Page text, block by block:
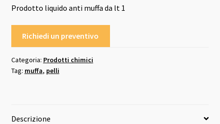
Prodotto liquido anti muffa da lt 1
Richiedi un preventivo
Categoria: Prodotti chimici
Tag: muffa, pelli
Descrizione